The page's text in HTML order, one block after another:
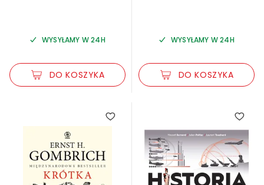
WYSYŁAMY W 24H
DO KOSZYKA
WYSYŁAMY W 24H
DO KOSZYKA